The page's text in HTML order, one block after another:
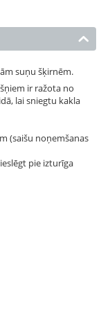
suņu šķirnēm.
ir ražota no
lai sniegtu kakla
(saišu noņemšanas
pie izturīga